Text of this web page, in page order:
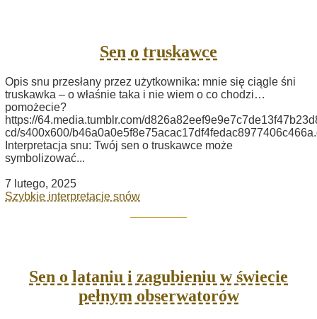
Sen o truskawce
Opis snu przesłany przez użytkownika: mnie się ciągle śni
truskawka – o właśnie taka i nie wiem o co chodzi…
pomożecie?
https://64.media.tumblr.com/
cd/s400x600/
Interpretacja snu: Twój sen o truskawce może
symbolizować...
7 lutego, 2025
Szybkie interpretacje snów
Sen o lataniu i zagubieniu w świecie
pełnym obserwatorów